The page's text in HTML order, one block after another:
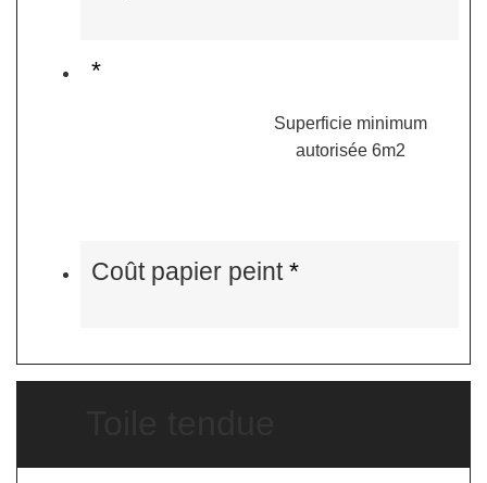
*
Superficie minimum
autorisée 6m2
Coût papier peint*